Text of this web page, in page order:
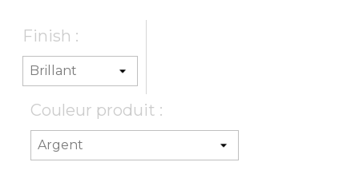
Finish :
Couleur produit :